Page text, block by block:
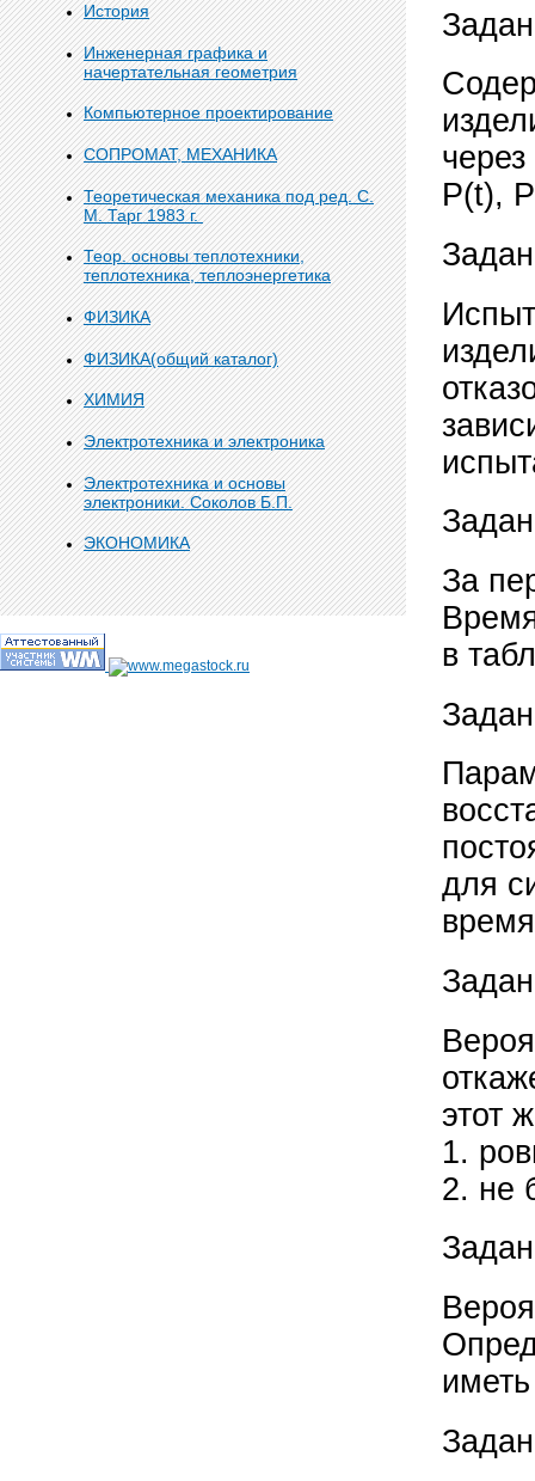
История
Инженерная графика и
начертательная геометрия
Компьютерное проектирование
СОПРОМАТ, МЕХАНИКА
Теоретическая механика под ред. С.
М. Тарг 1983 г.
Теор. основы теплотехники,
теплотехника, теплоэнергетика
ФИЗИКА
ФИЗИКА(общий каталог)
ХИМИЯ
Электротехника и электроника
Электротехника и основы
электроники. Соколов Б.П.
ЭКОНОМИКА
Р(t),
За
в
для
этот
1.
2. не